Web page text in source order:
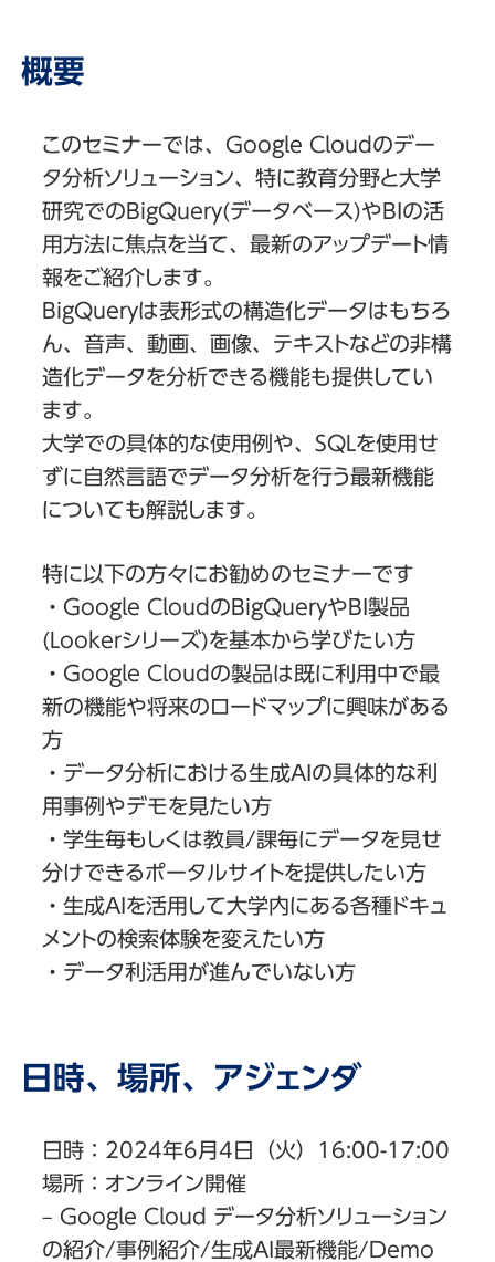
概要
このセミナーでは、Google Cloudのデー
タ分析ソリューション、特に教育分野と大学
研究でのBigQuery(データベース)やBIの活
用方法に焦点を当て、最新のアップデート情
報をご紹介します。
BigQueryは表形式の構造化データはもちろ
ん、音声、動画、画像、テキストなどの非構
造化データを分析できる機能も提供してい
ます。
大学での具体的な使用例や、SQLを使用せ
ずに自然言語でデータ分析を行う最新機能
についても解説します。
特に以下の方々にお勧めのセミナーです
・Google CloudのBigQueryやBI製品
(Lookerシリーズ)を基本から学びたい方
・Google Cloudの製品は既に利用中で最
新の機能や将来のロードマップに興味がある
方
・データ分析における生成AIの具体的な利
用事例やデモを見たい方
・学生毎もしくは教員/課毎にデータを見せ
分けできるポータルサイトを提供したい方
・生成AIを活用して大学内にある各種ドキュ
メントの検索体験を変えたい方
・データ利活用が進んでいない方
日時、場所、アジェンダ
日時：2024年6月4日（火）16:00-17:00
場所：オンライン開催
– Google Cloud データ分析ソリューション
の紹介/事例紹介/生成AI最新機能/Demo